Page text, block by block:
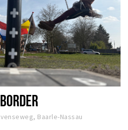
Baarle-Nassau